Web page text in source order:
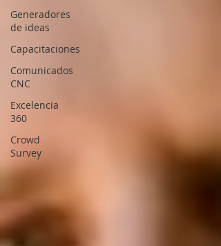
Generadores
de ideas
Capacitaciones
Comunicados
CNC
Excelencia
360
Crowd
Survey